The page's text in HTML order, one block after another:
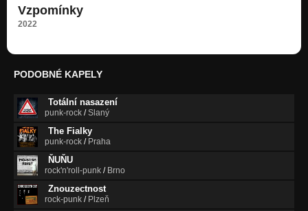
Scout's not dead
Chtěl bych Tě vidět zas
Scout's not dead
Scout's not dead
Vzpomínky
2022
PODOBNÉ KAPELY
Totální nasazení
punk-rock /Slaný
The Fialky
punk-rock / Praha
ŇUŇU
rock'n'roll-punk / Brno
Znouzectnost
rock-punk / Plzeň